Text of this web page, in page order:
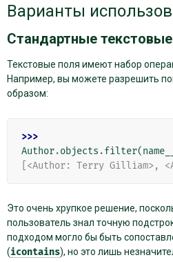
Варианты
Стандартные
Текстовые поля имеют набор
Например, вы можете разрешить
образом:
Author.objects .filter(
[<Author: Terry Gilliam>,
Это очень хрупкое решение,
пользователь знал точную
подходом могло бы быть
(icontains), но это лишь